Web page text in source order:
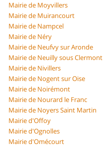
Mairie de Moyvillers
Mairie de Muirancourt
Mairie de Nampcel
Mairie de Néry
Mairie de Neufvy sur Aronde
Mairie de Neuilly sous Clermont
Mairie de Nivillers
Mairie de Nogent sur Oise
Mairie de Noirémont
Mairie de Nourard le Franc
Mairie de Noyers Saint Martin
Mairie d'Offoy
Mairie d'Ognolles
Mairie d'Omécourt